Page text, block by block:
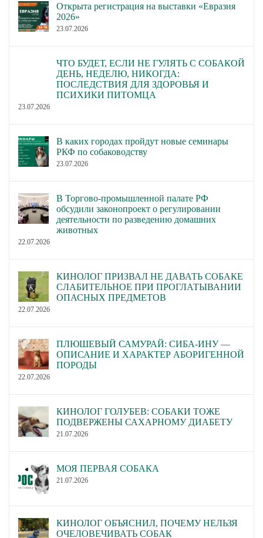
Открыта регистрация на выставки «Евразия
2026»
23.07.2026
ЧТО БУДЕТ, ЕСЛИ НЕ ГУЛЯТЬ С СОБАКОЙ
ДЕНЬ, НЕДЕЛЮ, НИКОГДА:
ПОСЛЕДСТВИЯ ДЛЯ ЗДОРОВЬЯ И
ПСИХИКИ ПИТОМЦА
23.07.2026
В каких городах пройдут новые семинары
РКФ по собаководству
23.07.2026
В Торгово-промышленной палате РФ
обсудили законопроект о регулировании
деятельности по разведению домашних
животных
22.07.2026
КИНОЛОГ ПРИЗВАЛ НЕ ДАВАТЬ СОБАКЕ
СЛАБИТЕЛЬНОЕ ПРИ ПРОГЛАТЫВАНИИ
ОПАСНЫХ ПРЕДМЕТОВ
22.07.2026
ПЛЮШЕВЫЙ САМУРАЙ: СИБА-ИНУ —
ОПИСАНИЕ И ХАРАКТЕР АБОРИГЕННОЙ
ПОРОДЫ
22.07.2026
КИНОЛОГ ГОЛУБЕВ: СОБАКИ ТОЖЕ
ПОДВЕРЖЕНЫ САХАРНОМУ ДИАБЕТУ
21.07.2026
МОЯ ПЕРВАЯ СОБАКА
21.07.2026
КИНОЛОГ ОБЪЯСНИЛ, ПОЧЕМУ НЕЛЬЗЯ
ОЧЕЛОВЕЧИВАТЬ СОБАК